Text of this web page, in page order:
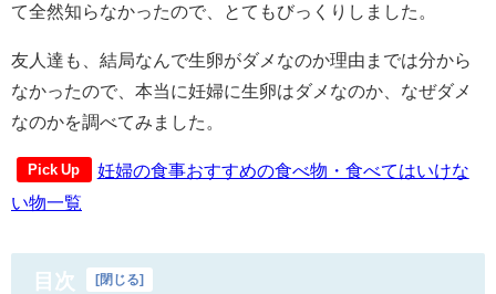
て全然知らなかったので、とてもびっくりしました。
友人達も、結局なんで生卵がダメなのか理由までは分から
なかったので、本当に妊婦に生卵はダメなのか、なぜダメ
なのかを調べてみました。
Pick Up
妊婦の食事おすすめの食べ物・食べてはいけな
い物一覧
目次 [閉じる]